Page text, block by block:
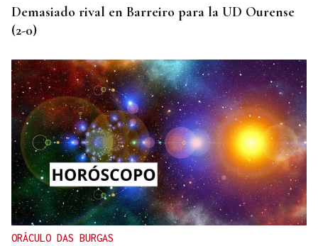
Demasiado rival en Barreiro para la UD Ourense
(2-0)
ORÁCULO DAS BURGAS